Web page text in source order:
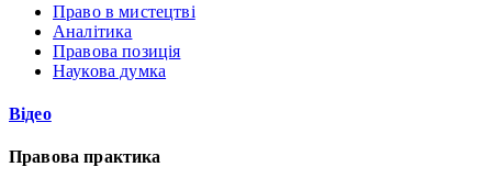
Право в мистецтві
Аналітика
Правова позиція
Наукова думка
Відео
Правова практика